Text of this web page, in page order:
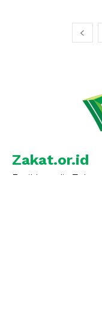
Zakat.or.id
Ensiklopedia